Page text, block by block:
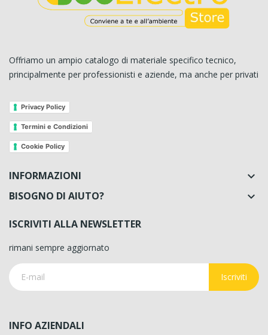
Offriamo un ampio catalogo di materiale specifico tecnico,
principalmente per professionisti e aziende, ma anche per privati
Privacy Policy
Termini e Condizioni
Cookie Policy
INFORMAZIONI 
BISOGNO DI AIUTO? 
ISCRIVITI ALLA NEWSLETTER
rimani sempre aggiornato
Iscriviti
INFO AZIENDALI